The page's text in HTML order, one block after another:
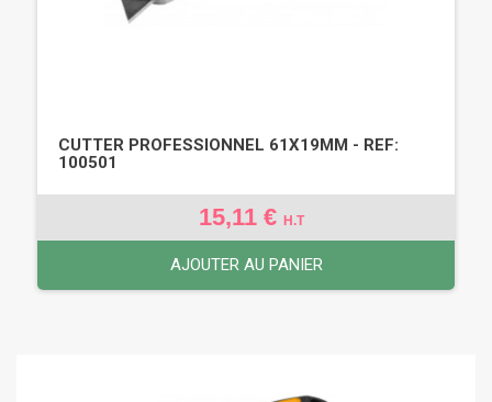
CUTTER PROFESSIONNEL 61X19MM - REF:
100501
15,11 € H.T
AJOUTER AU PANIER